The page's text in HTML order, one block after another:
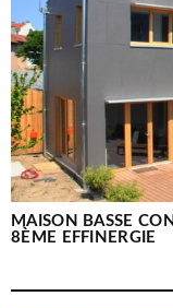
MAISON BASSE
8ÈME EFFINERGIE